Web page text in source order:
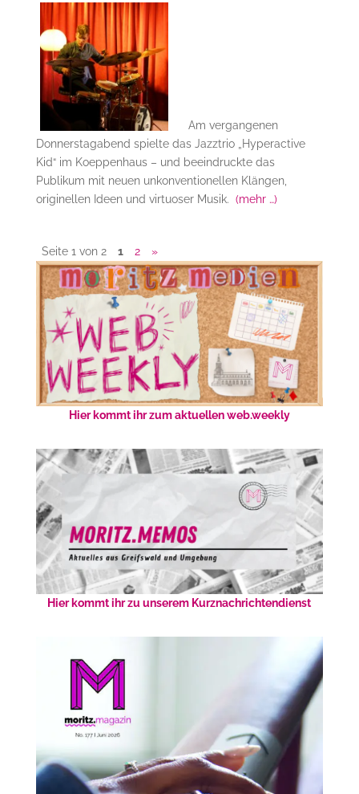
Am vergangenen
Donnerstagabend spielte das Jazztrio „Hyperactive
Kid“ im Koeppenhaus – und beeindruckte das
Publikum mit neuen unkonventionellen Klängen,
originellen Ideen und virtuoser Musik. (mehr …)
Seite 1 von 2 1 2 »
Hier kommt ihr zum aktuellen web.weekly
Hier kommt ihr zu unserem Kurznachrichtendienst